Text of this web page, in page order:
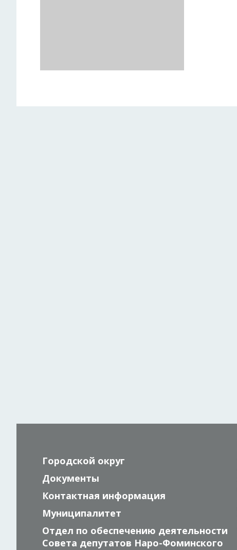
Городской округ
Документы
Контактная информация
Муниципалитет
Отдел по обеспечению деятельности
Совета депутатов Наро-Фоминского